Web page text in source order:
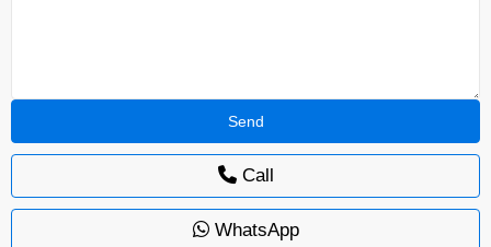
Call
WhatsApp